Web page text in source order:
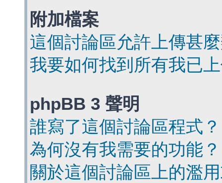
附加檔案
這個討論區允許上傳甚
我要如何找到所有我已
phpBB 3 聲明
誰寫了這個討論區程式？
為何沒有我需要的功能？
關於這個討論區上的濫